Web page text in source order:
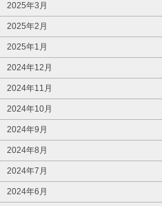
2025年3月
2025年2月
2025年1月
2024年12月
2024年11月
2024年10月
2024年9月
2024年8月
2024年7月
2024年6月